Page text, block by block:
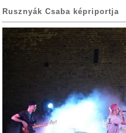
Rusznyák Csaba képriportja